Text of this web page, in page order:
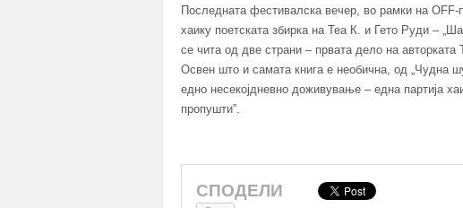
Последната фестивалска вечер, во рамки на OFF-
хаику поетската збирка на Теа К. и Гето Руди –
се чита од две страни – првата дело на
Освен што и самата книга е необична, од „Чудна
едно несекојдневно доживување – една партија
пропушти”.
СПОДЕЛИ